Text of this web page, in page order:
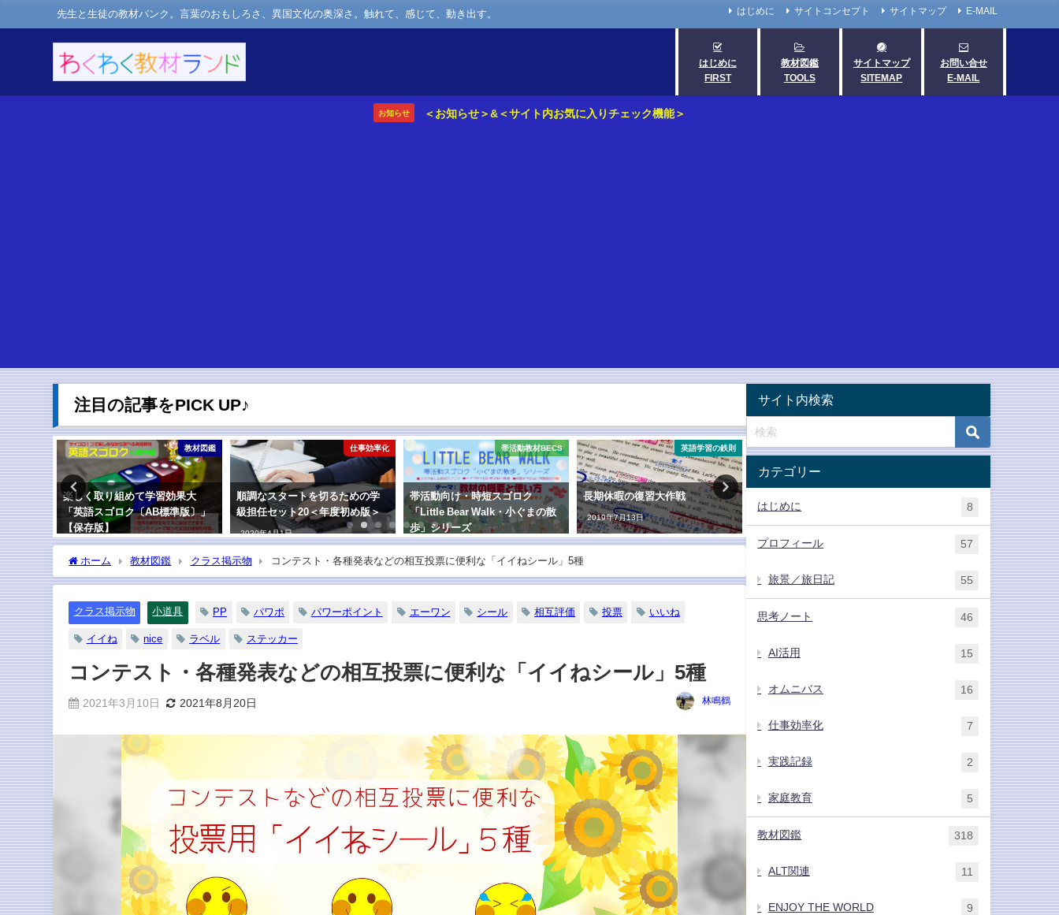
先生と生徒の教材バンク。言葉のおもしろさ、異国文化の奥深さ。触れて、感じて、動き出す。 はじめに サイトコンセプト サイトマップ E-MAIL
はじめに
FIRST
教材図鑑
TOOLS
サイトマップ
SITEMAP
お問い合せ
E-MAIL
お知らせ ＜お知らせ＞&＜サイト内お気に入りチェック機能＞
注目の記事をPICK UP♪
カード教材
ド」の
教材図鑑
楽しく取り組めて学習効果大
「英語スゴロク〔AB標準版〕」
【保存版】
仕事効率化
順調なスタートを切るための学
級担任セット20＜年度初め版＞
2020年4月1日
帯活動教材BECS
帯活動向け・時短スゴロク
「Little Bear Walk・小ぐまの散
歩」シリーズ
英語学習の鉄則
長期休暇の復習大作戦
2019年7月13日
活動ワークシート
ト
活動ワー
卒業プロジェクトとして英
「総仕上げ自己紹介」を発
〔小学校〕
2022年1月29日
ホーム 教材図鑑 クラス掲示物 コンテスト・各種発表などの相互投票に便利な「イイねシール」5種
クラス掲示物 小道具 PP パワポ パワーポイント エーワン シール 相互評価 投票 いいね
イイね nice ラベル ステッカー
コンテスト・各種発表などの相互投票に便利な「イイねシール」5種
2021年3月10日 2021年8月20日 林鳴鶴
サイト内検索
カテゴリー
はじめに 8
プロフィール 57
旅景／旅日記 55
思考ノート 46
AI活用 15
オムニバス 16
仕事効率化 7
実践記録 2
家庭教育 5
教材図鑑 318
ALT関連 11
ENJOY THE WORLD 9